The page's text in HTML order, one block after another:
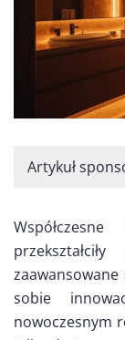
Artykuł
sobie
nowoczesnym